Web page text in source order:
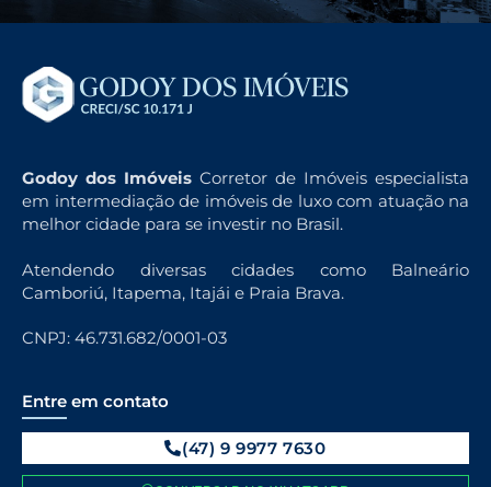
Godoy dos Imóveis Corretor de Imóveis especialista
em intermediação de imóveis de luxo com atuação na
melhor cidade para se investir no Brasil.
Atendendo diversas cidades como Balneário
Camboriú, Itapema, Itajái e Praia Brava.
CNPJ: 46.731.682/0001-03
Entre em contato
(47) 9 9977 7630